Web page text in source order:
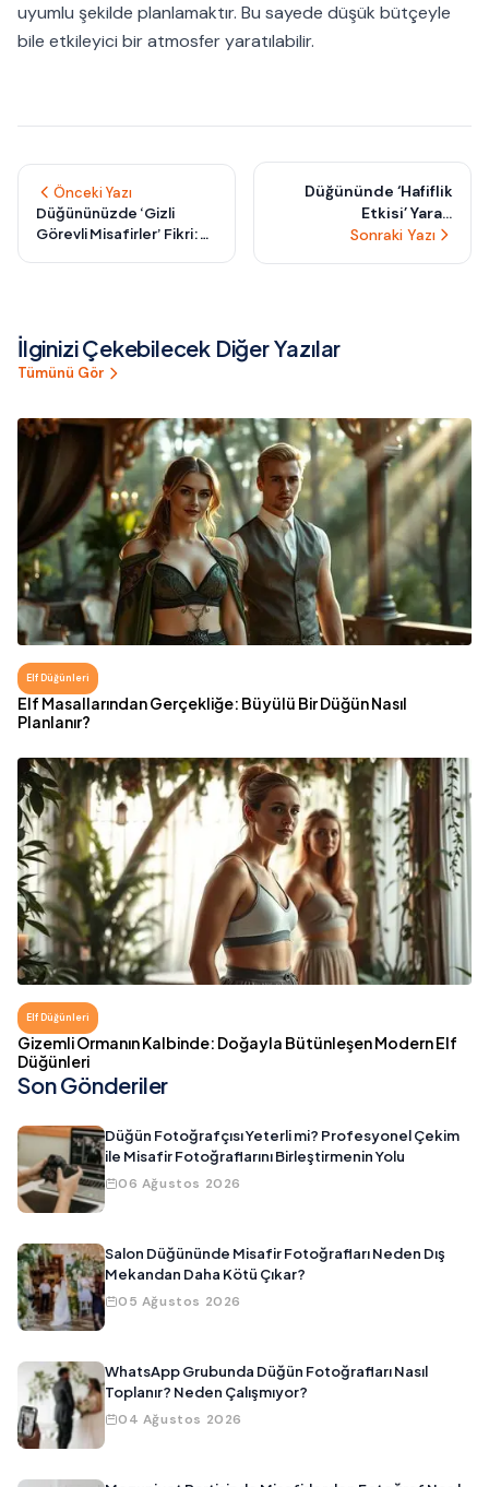
uyumlu şekilde planlamaktır. Bu sayede düşük bütçeyle
bile etkileyici bir atmosfer yaratılabilir.
Önceki Yazı
Düğününüzde ‘Gizli
Görevli Misafirler’ Fikri:
Sonraki Yazı
Düğününde ‘Hafiflik
Etkisi’ Yarat:
Misafirlerin
İlginizi Çekebilecek Diğer Yazılar
Tümünü Gör
Elf Düğünleri
Elf Masallarından Gerçekliğe: Büyülü Bir Düğün Nasıl
Planlanır?
Elf Düğünleri
Gizemli Ormanın Kalbinde: Doğayla Bütünleşen Modern Elf
Düğünleri
Son Gönderiler
Düğün Fotoğrafçısı Yeterli mi? Profesyonel Çekim
ile Misafir Fotoğraflarını Birleştirmenin Yolu
06 Ağustos 2026
Salon Düğününde Misafir Fotoğrafları Neden Dış
Mekandan Daha Kötü Çıkar?
05 Ağustos 2026
WhatsApp Grubunda Düğün Fotoğrafları Nasıl
Toplanır? Neden Çalışmıyor?
04 Ağustos 2026